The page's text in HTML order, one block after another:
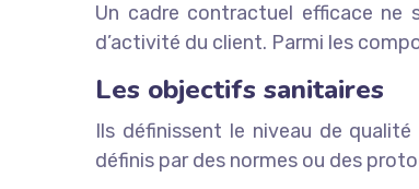
Un cadre contractuel efficace ne
d’activité du client. Parmi les
Les objectifs sanitaires
Ils définissent le niveau de
définis par des normes ou des